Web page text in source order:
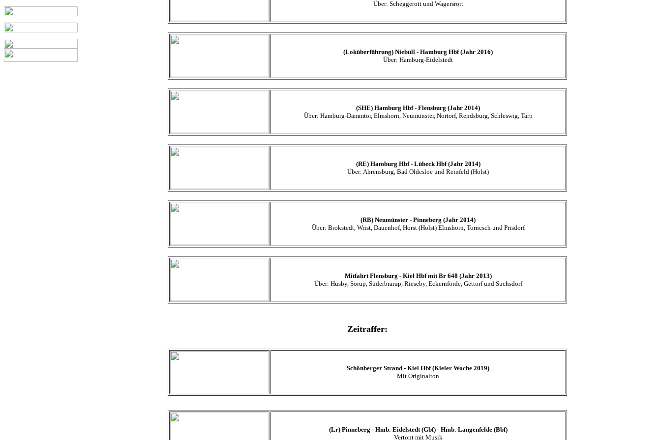
Über: Scheggerott und Wagersrott
(Loküberführung) Niebüll - Hamburg Hbf (Jahr 2016)
Über: Hamburg-Eidelstedt
(SHE) Hamburg Hbf - Flensburg (Jahr 2014)
Über: Hamburg-Dammtor, Elmshorn, Neumünster, Nortorf, Rendsburg, Schleswig, Tarp
(RE) Hamburg Hbf - Lübeck Hbf (Jahr 2014)
Über: Ahrensburg, Bad Oldesloe und Reinfeld (Holst)
(RB) Neumünster - Pinneberg (Jahr 2014)
Über: Brokstedt, Wrist, Dauenhof, Horst (Holst) Elmshorn, Tornesch und Prisdorf
Mitfahrt Flensburg - Kiel Hbf mit Br 648 (Jahr 2013)
Über: Husby, Sörup, Süderbrarup, Rieseby, Eckernförde, Gettorf und Suchsdorf
Zeitraffer:
Schönberger Strand - Kiel Hbf (Kieler Woche 2019)
Mit Originalton
(Lr) Pinneberg - Hmb.-Eidelstedt (Gbf) - Hmb.-Langenfelde (Bbf)
Vertont mit Musik